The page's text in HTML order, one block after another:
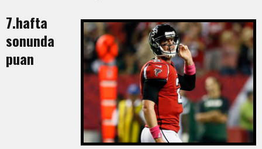
7.hafta
sonunda
puan